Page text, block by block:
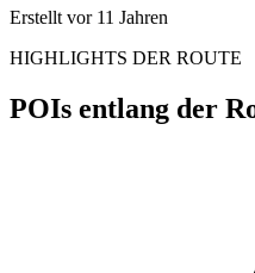
Erstellt vor 11 Jahren
HIGHLIGHTS DER ROUTE
POIs entlang der